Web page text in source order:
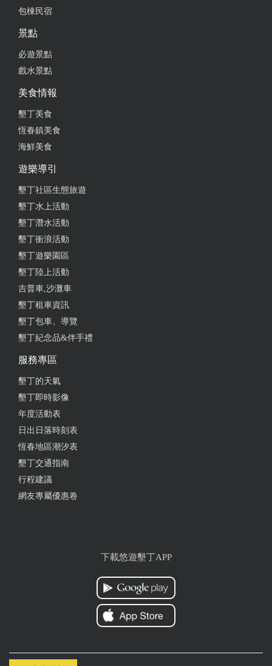
包棟民宿
景點
必遊景點
戲水景點
美食情報
墾丁美食
恆春鎮美食
海鮮美食
遊樂導引
墾丁社區生態旅遊
墾丁水上活動
墾丁潛水活動
墾丁衝浪活動
墾丁遊樂園區
墾丁陸上活動
吉普車,沙灘車
墾丁租車資訊
墾丁包車、導覽
墾丁紀念品&伴手禮
服務專區
墾丁的天氣
墾丁即時影像
年度活動表
日出日落時刻表
恆春地區潮汐表
墾丁交通指南
行程建議
網友專屬優惠卷
下載悠遊墾丁APP